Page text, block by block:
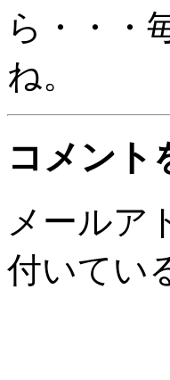
ら・・・
ね。
コメント
メールア
付いてい